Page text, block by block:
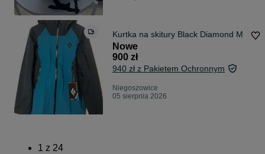
Kurtka na skitury Black Diamond M
Nowe
900 zł
940 zł z Pakietem Ochronnym
Niegoszowice
05 sierpnia 2026
1 z 24